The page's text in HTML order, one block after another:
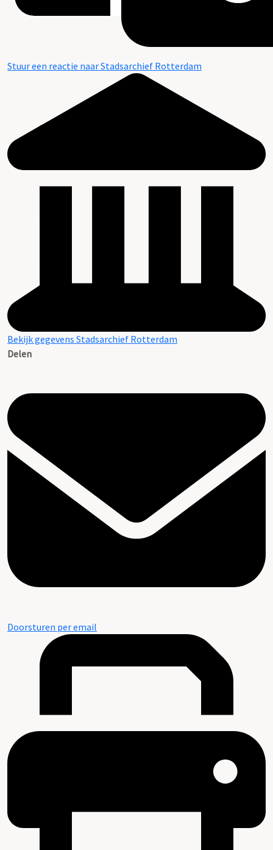
Stuur een reactie naar Stadsarchief Rotterdam
Bekijk gegevens Stadsarchief Rotterdam
Delen
Doorsturen per email